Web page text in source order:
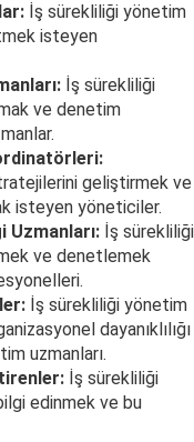
İş sürekliliği yönetim
isteyen
İş sürekliliği
ve denetim
geliştirmek ve
isteyen yöneticiler.
Uzmanları: İş sürekliliği
ve denetlemek
İş sürekliliği yönetim
dayanıklılığı
uzmanları.
İş sürekliliği
edinmek ve bu